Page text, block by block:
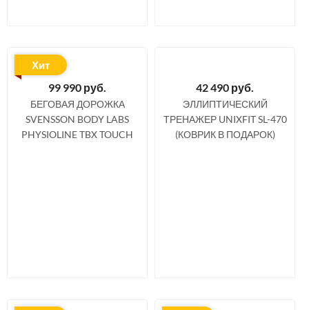
Хит
99 990 руб.
БЕГОВАЯ ДОРОЖКА
SVENSSON BODY LABS
PHYSIOLINE TBX TOUCH
42 490 руб.
ЭЛЛИПТИЧЕСКИЙ
ТРЕНАЖЕР UNIXFIT SL-470
(КОВРИК В ПОДАРОК)